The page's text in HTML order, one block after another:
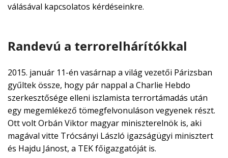
válásával kapcsolatos kérdéseinkre.
Randevú a terrorelhárítókkal
2015. január 11-én vasárnap a világ vezetői Párizsban
gyűltek össze, hogy pár nappal a Charlie Hebdo
szerkesztősége elleni iszlamista terrortámadás után
egy megemlékező tömegfelvonuláson vegyenek részt.
Ott volt Orbán Viktor magyar miniszterelnök is, aki
magával vitte Trócsányi László igazságügyi minisztert
és Hajdu Jánost, a TEK főigazgatóját is.